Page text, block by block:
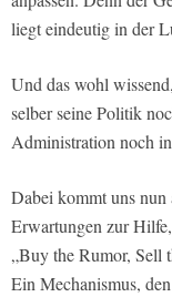
liegt eindeutig in der
Und das wohl
selber seine Politik
Administration noch
Dabei kommt uns nun
Erwartungen zur
„Buy the Rumor, Sell
Ein Mechanismus,